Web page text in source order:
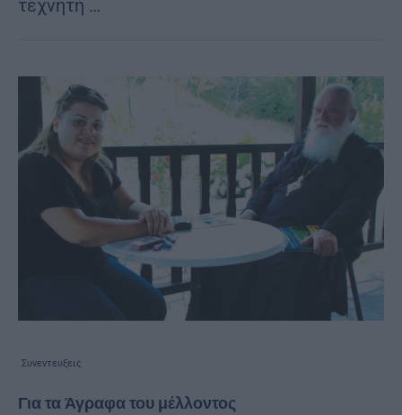
τεχνητή …
Συνεντευξεις
Για τα Άγραφα του μέλλοντος